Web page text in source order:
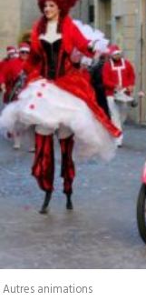
Autres animations